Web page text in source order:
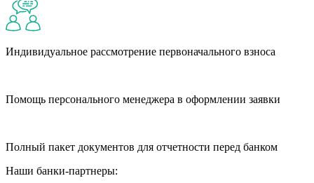
Индивидуальное рассмотрение первоначального взноса
Помощь персонального менеджера в оформлении заявки
Полный пакет документов для отчетности перед банком
Наши банки-партнеры: